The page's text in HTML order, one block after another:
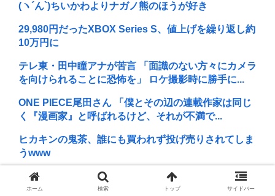
(ヽ´ん`) ちいかわよりナガノ熊のほうが好き
29,980円だったXBOX Series S、値上げを繰り返し約
10万円に
テレ東・田中瞳アナが苦言 「面識のない方々にカメラ
を向けられることに恐怖を」 ロケ撮影時に勝手に...
ONE PIECE尾田さん 「僕とその辺の連載作家は同じ
く『漫画家』と呼ばれるけど、それが不満で...
ヒカキンの鬼茶、誰にも買われず投げ売りされてしま
うwww
ミッチー再婚！57歳でパパに！ 芸能界50代パパ続々
有吉弘行、小澤征悦、草彅剛、ケンコバも
ホーム 検索 トップ サイドバー